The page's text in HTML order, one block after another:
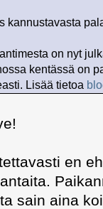
kannustavasta
on nyt
kentässä on
Lisää tietoa
en
sain aina